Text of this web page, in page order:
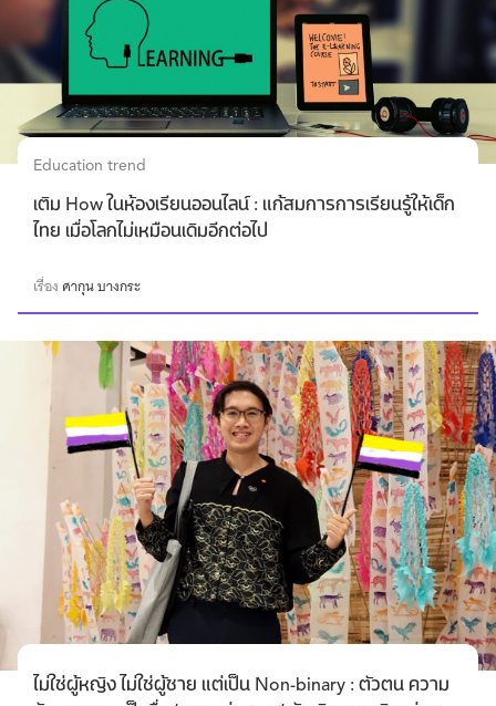
Education trend
เติม How ในห้องเรียนออนไลน์ : แก้สมการการเรียนรู้ให้เด็ก
ไทย เมื่อโลกไม่เหมือนเดิมอีกต่อไป
เรื่อง ศากุน บางกระ
ไม่ใช่ผู้หญิง ไม่ใช่ผู้ชาย แต่เป็น Non-binary : ตัวตน ความ